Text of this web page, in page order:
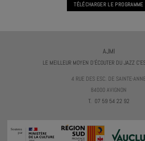
TÉLÉCHARGER LE PROGRAMME
AJMI
LE MEILLEUR MOYEN D'ÉCOUTER DU JAZZ
4 RUE DES ESC. DE SAINTE-
84000 AVIGNON
T. 07 59 54 22 92